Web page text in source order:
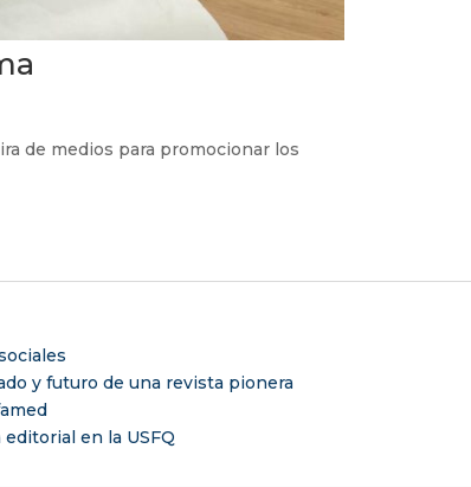
de medios para promocionar los
y futuro de una revista pionera
en la USFQ